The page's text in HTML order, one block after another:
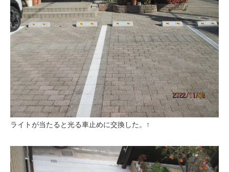
ライトが当たると光る車止めに交換した。↑